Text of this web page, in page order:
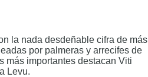
la nada desdeñable cifra de más
por palmeras y arrecifes de
más importantes destacan Viti
Levu.